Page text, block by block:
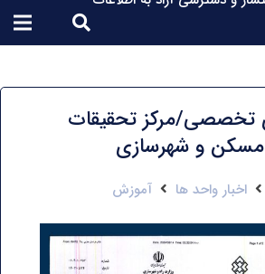
تخصصی/مرکز تحقیقات
و شهرسازی
اخبار واحد ها آموزش